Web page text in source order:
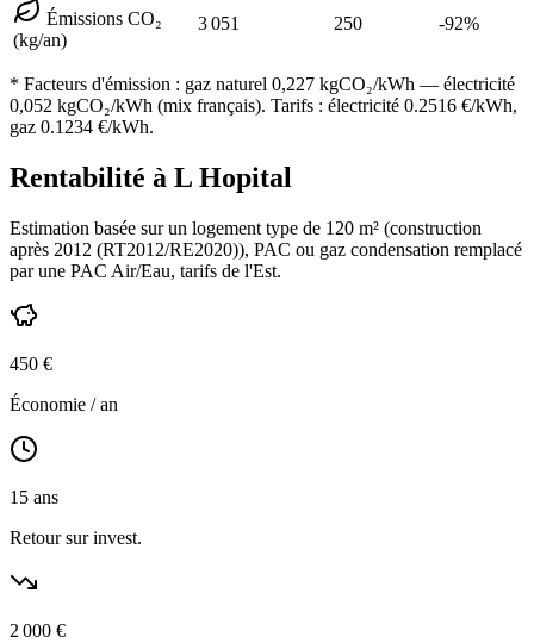
Émissions CO₂
(kg/an)
3 051 250 -92%
* Facteurs d'émission : gaz naturel 0,227 kgCO₂/kWh — électricité
0,052 kgCO₂/kWh (mix français). Tarifs : électricité 0.2516 €/kWh,
gaz 0.1234 €/kWh.
Rentabilité à L Hopital
Estimation basée sur un logement type de 120 m² (construction
après 2012 (RT2012/RE2020)), PAC ou gaz condensation remplacé
par une PAC Air/Eau, tarifs de l'Est.
450 €
Économie / an
15 ans
Retour sur invest.
2 000 €